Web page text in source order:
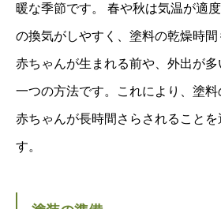
暖な季節です。 春や秋は気温が適
の換気がしやすく、塗料の乾燥時間
赤ちゃんが生まれる前や、外出が
一つの方法です。これにより、塗
赤ちゃんが長時間さらされることを
す。